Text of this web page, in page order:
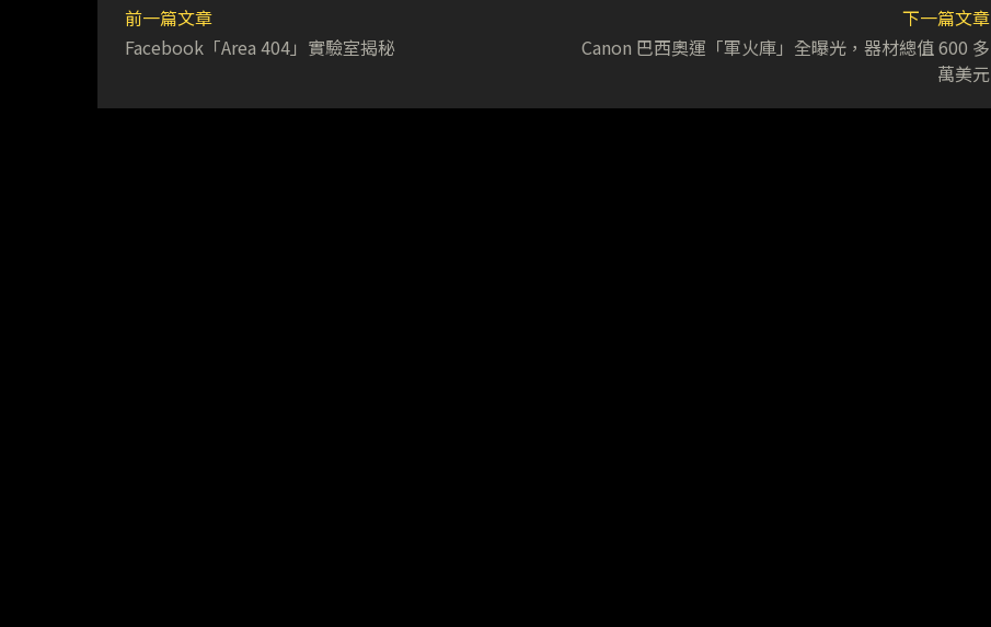
前一篇文章
Facebook「Area 404」實驗室揭秘
下一篇文章
Canon 巴西奧運「軍火庫」全曝光，器材總值 600 多
萬美元